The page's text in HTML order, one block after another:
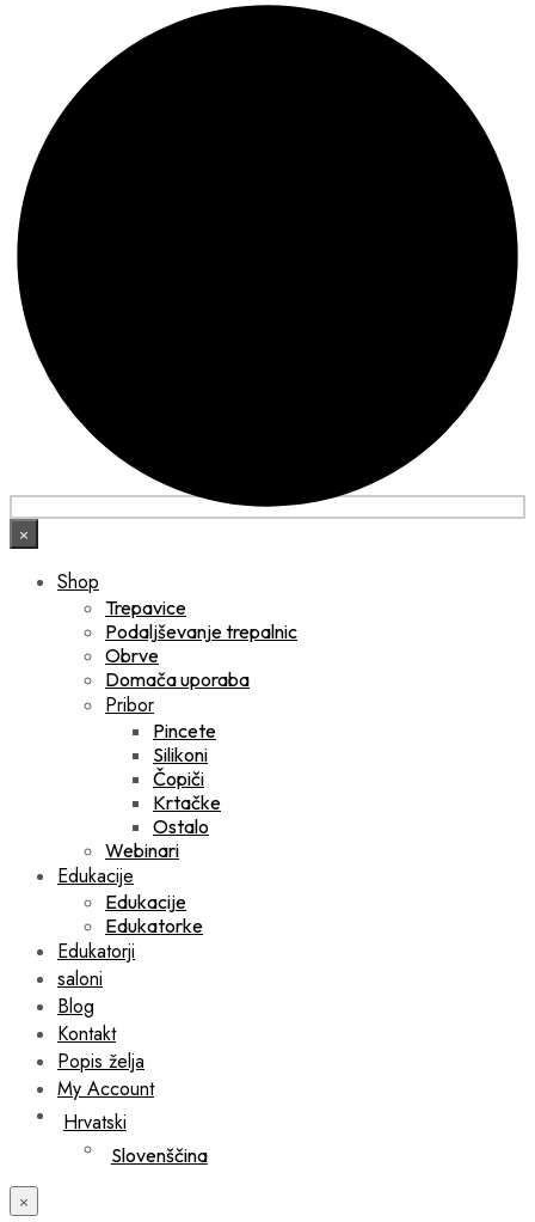
×
Shop
Trepavice
Podaljševanje trepalnic
Obrve
Domača uporaba
Pribor
Pincete
Silikoni
Čopiči
Krtačke
Ostalo
Webinari
Edukacije
Edukacije
Edukatorke
Edukatorji
saloni
Blog
Kontakt
Popis želja
My Account
Hrvatski
Slovenščina
×